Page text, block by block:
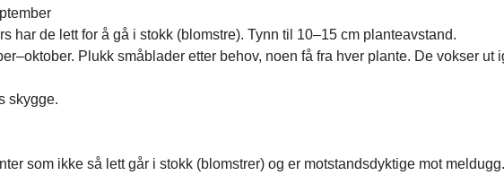
har de lett for å gå i stokk (blomstre). Tynn til 10–15 cm planteavstand.
Plukk småblader etter behov, noen få fra hver plante. De vokser
skygge.
som ikke så lett går i stokk (blomstrer) og er motstandsdyktige mot